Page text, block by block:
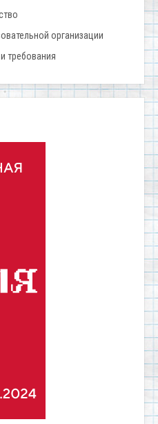
организации
требования